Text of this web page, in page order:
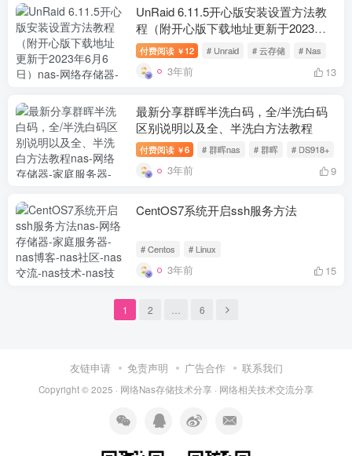
UnRaid 6.11.5开心版安装设置方法教
程（附开心版下载地址更新于2023年6
月6日）
付费阅读 ￥ 12 # Unraid # 云存储 # Nas
3年前 13
最新分享群晖半洗白码，全/半洗白码
区别说明以及全、半洗白方法教程
付费阅读 ￥6 # 群晖nas # 群晖 # DS918+
3年前 9
CentOS7系统开启ssh服务方法
# Centos # Linux
3年前 15
1 2 6
友链申请 免责声明 广告合作 联系我们
Copyright © 2025 · 网络Nas存储技术分享 · 网络相关技术交流分享